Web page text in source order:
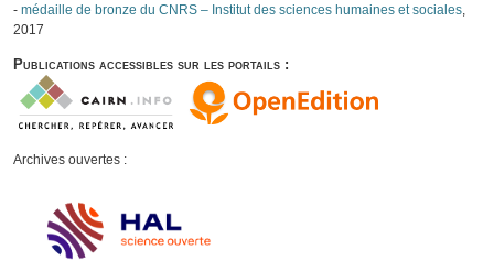
- médaille de bronze du CNRS – Institut des sciences humaines et sociales,
2017
Publications accessibles sur les portails :
Archives ouvertes :